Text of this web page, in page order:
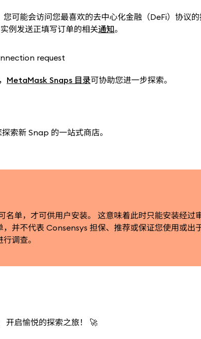
可能会访问您最喜欢的去中心化金融（DeFi）协议
例发送正填写订单的相关通知。
MetaMask Snaps 目录可协助您进一步探索。
索新 Snap 的一站式商店。
单，才可供用户安装。 这意味着此时只能安装经过
并不代表 Consensys 担保、推荐或保证您使用或出
调查。
开启愉悦的探索之旅！ 🚀